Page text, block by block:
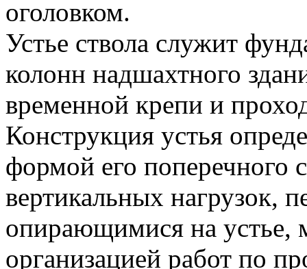
оголовком.
Устье ствола служит
колонн надшахтного
временной крепи и
Конструкция устья
формой его поперечного
вертикальных нагрузок,
опирающимися на устье,
организацией работ по